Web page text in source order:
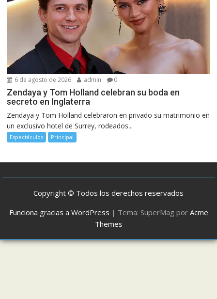
6 de agosto de 2026 admin 0
Zendaya y Tom Holland celebran su boda en
secreto en Inglaterra
Zendaya y Tom Holland celebraron en privado su matrimonio en
un exclusivo hotel de Surrey, rodeados...
Espectáculos Principal
Copyright © Todos los derechos reservados
Funciona gracias a WordPress | Tema: SuperMag por Acme
Themes